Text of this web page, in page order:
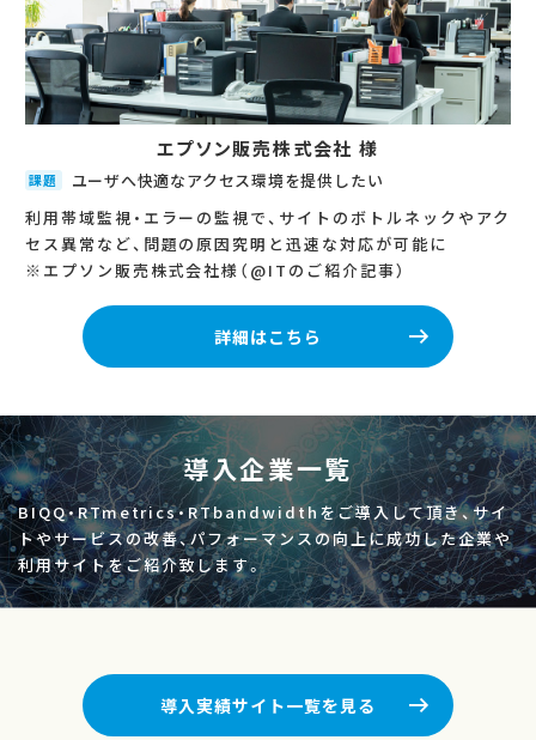
エプソン販売株式会社 様
課題
ユーザへ快適なアクセス環境を提供したい
利用帯域監視・エラーの監視で、サイトのボトルネックやアク
セス異常など、問題の原因究明と迅速な対応が可能に
※エプソン販売株式会社様（@ITのご紹介記事）
詳細はこちら
導入企業一覧
BIQQ・RTmetrics・RTbandwidthをご導入して頂き、サイ
トやサービスの改善、パフォーマンスの向上に成功した企業や
利用サイトをご紹介致します。
導入実績サイト一覧を見る